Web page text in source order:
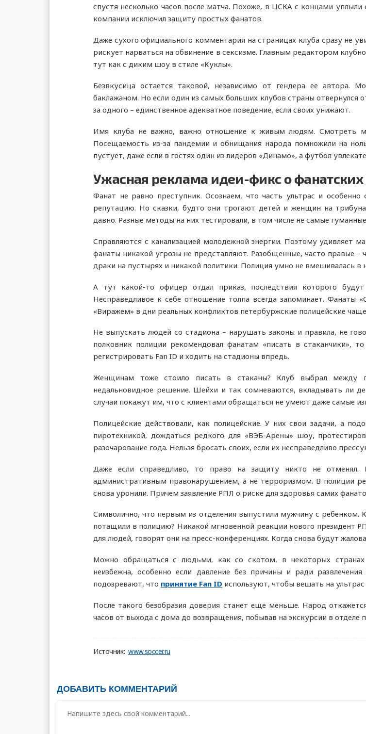
спустя несколько часов после матча. Похоже, в ЦСКА с концами
компании исключил защиту простых фанатов.
Даже сухого официального комментария на страницах клуба сразу не
рискует нарваться на обвинение в сексизме. Главным редактором
тут как с диким шоу в стиле «Куклы».
Безвкусица остается таковой, независимо от гендера ее автора.
баклажаном. Но если один из самых больших клубов страны отвернулся
за одного – единственное адекватное поведение, если своих унижают.
Имя клуба не важно, важно отношение к живым людям. Смотреть
Посещаемость из-за пандемии и обнищания народа помножили на
пустует, даже если в гостях один из лидеров «Динамо», а футбол
Ужасная реклама идеи-фикс о фанатских
Фанат не равно преступник. Осознаем, что часть ультрас и
репутацию. Но сказки, будто они трогают детей и женщин на
давно. Разные методы на них тестировали, в том числе не самые
Справляются с канализацией молодежной энергии. Поэтому удивляет
фанаты никакой угрозы не представляют. Разобщенные, часто правые –
драки на пустырях и никакой политики. Полиция умно не вмешивалась в
А тут какой-то офицер отдал приказ, последствия которого
Несправедливое к себе отношение толпа всегда запоминает. Фанаты
«Виражем» в дни реальных конфликтов петербуржские полицейские чаще
Не выпускать людей со стадиона – нарушать законы и правила, не
полковник полиции рекомендовал фанатам «писать в стаканчики»,
регистрировать Fan ID и ходить на стадионы впредь.
Женщинам тоже стоило писать в стаканы? Клуб выбрал между
недальновидное решение. Шейхи и так сомневаются, вкладывать ли
случаи покажут им, что с клиентами обращаться не умеют даже самые
Полицейские действовали, как полицейские. У них свои задачи, а
пиротехникой, дождаться редкого для «ВЭБ-Арены» шоу,
разочарование года. Нельзя бросать своих, если их несправедливо
Даже если справедливо, то право на защиту никто не отменял.
административным правонарушением, а не терроризмом. В полиции
снова уронили. Причем заявление РПЛ о риске для здоровья самих
Символично, что первым из отделения выпустили мужчину с
потащили в полицию? Никакой мгновенной реакции нового президент
для людей, говорят они на пресс-конференциях. Когда снова будут
Можно обращаться с людьми, как со скотом, в некоторых странах
неизбежна, особенно если давление без причины и ради
подозревают, что принятие Fan ID используют, чтобы вешать на ультрас
После такого безобразия доверия станет еще меньше. Народ
часов от выхода с дома до возвращения, побывав на экскурсии в отделе
Источник: www.soccer.ru
ДОБАВИТЬ КОММЕНТАРИЙ